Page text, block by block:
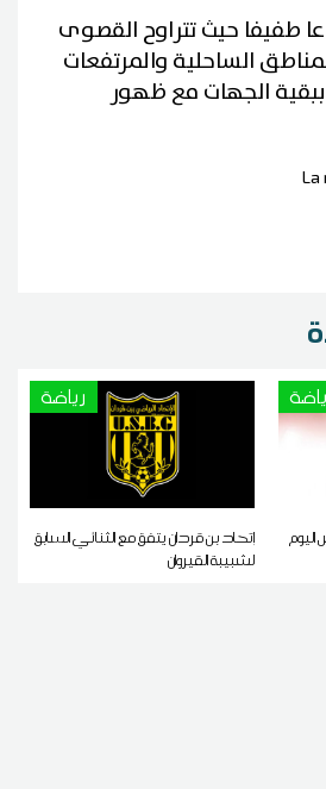
طفيفا حيث تتراوح القصوى
درجة بالمناطق الساحلية والمرتفعات
41 درجة ببقية الجهات مع ظهور
رياضة
إتحاد بن قردان يتفق مع الثنائي السابق
لشبيبة القيروان